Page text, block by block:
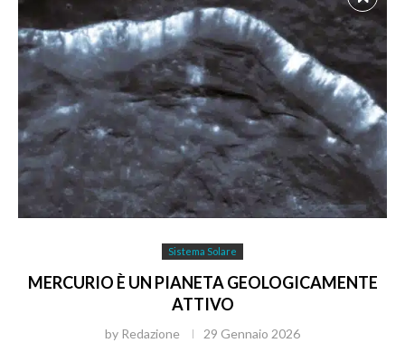
Sistema Solare
MERCURIO È UN PIANETA GEOLOGICAMENTE
ATTIVO
by Redazione 29 Gennaio 2026